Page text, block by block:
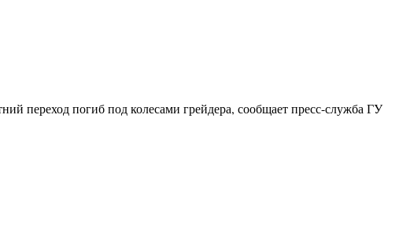
переход погиб под колесами грейдера, сообщает пресс-служба ГУ